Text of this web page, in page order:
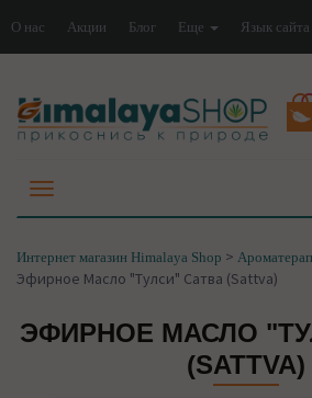
О нас Акции Блог Еще Язык сайта
Интернет магазин Himalaya Shop >
Эфирное Масло "Тулси" Сатва (Sattva)
ЭФИРНОЕ МАСЛО
(SATTVA)